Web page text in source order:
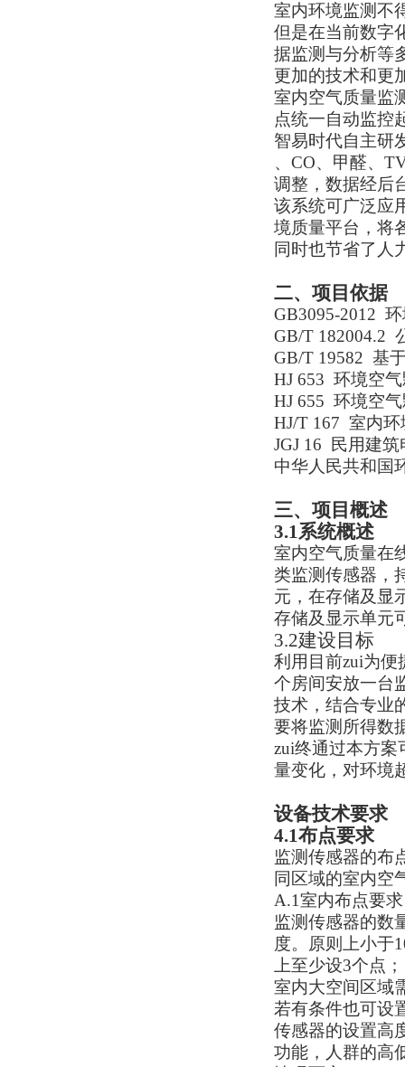
室内环境监测不
但是在当前数字
据监测与分析等
更加的技术和更
室内空气质量监
点统一自动监控
智易时代自主研
、CO、甲醛、
调整，数据经后
该系统可广泛应
境质量平台， 将
同时也节省了人
二、 项目依据
GB3095-2012
GB/T 182004.2
GB/T 19582 基
HJ 653 环境空
HJ 655 环境空
HJ/T 167 室内
JGJ 16 民用建
中华人民共和国
三、 项目概述
3.1系统概述
室内空气质量在
类监测传感器，
元，在存储及显
存储及显示单元
3.2建设目标
利用目前zui为便
个房间安放一台
技术，结合专业
要将监测所得数
zui终通过本方案
量变化，对环境
设备技术要求
4.1布点要求
监测传感器的布
同区域的室内空
A.1室内布点要求
监测传感器的数
度。原则上小于
上至少设3个点；
室内大空间区域
若有条件也可设
传感器的设置高
功能，人群的高